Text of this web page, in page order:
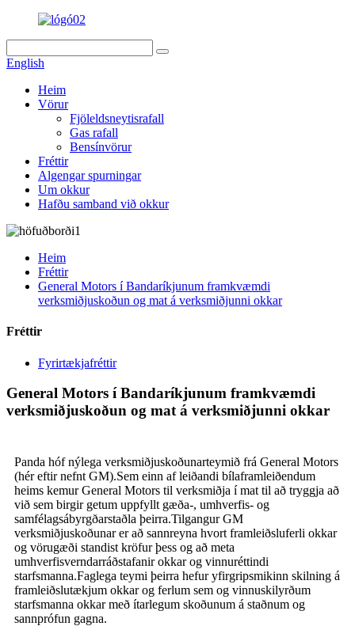
English
Heim
Vörur
Fjöleldsneytisrafall
Gas rafall
Bensínvörur
Fréttir
Algengar spurningar
Um okkur
Hafðu samband við okkur
Heim
Fréttir
General Motors í Bandaríkjunum framkvæmdi
verksmiðjuskoðun og mat á verksmiðjunni okkar
Fréttir
Fyrirtækjafréttir
General Motors í Bandaríkjunum framkvæmdi
verksmiðjuskoðun og mat á verksmiðjunni okkar
Panda hóf nýlega verksmiðjuskoðunarteymið frá General Motors
(hér eftir nefnt GM).Sem einn af leiðandi bílaframleiðendum
heims kemur General Motors til verksmiðja í mat til að tryggja að
við sem birgir getum uppfyllt gæða-, umhverfis- og
samfélagsábyrgðarstaðla þeirra.Tilgangur GM
verksmiðjuskoðunar er að sannreyna hvort framleiðsluferli okkar
og vörugæði standist kröfur þess og að meta
umhverfisverndarráðstafanir okkar og vinnuréttindi
starfsmanna.Faglega teymi þeirra hefur yfirgripsmikinn skilning á
framleiðslutækjum okkar og ferlum sem og vinnuskilyrðum
starfsmanna okkar með ítarlegum skoðunum á staðnum og
sannprófun gagna.